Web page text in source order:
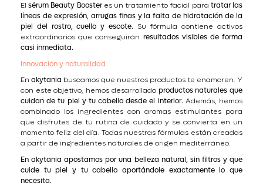
Elsérum Beauty Boosteres un tratamiento facial para tratar las
líneas de expresión, arrugas finas y la falta de hidratación de la
piel del rostro, cuello y escote. Su fórmula contiene activos
extraordinarios que conseguirán resultados visibles de forma
casi inmediata.
Innovación y naturalidad
En akytania buscamos que nuestros productos te enamoren. Y
con este objetivo, hemos desarrollado productos naturales que
cuidan de tu piel y tu cabello desde el interior. Además, hemos
combinado los ingredientes con aromas estimulantes para
que disfrutes de tu rutina de cuidado y se convierta en un
momento feliz del día. Todas nuestras fórmulas están creadas
a partir de ingredientes naturales de origen mediterráneo.
En akytania apostamos por una belleza natural, sin filtros y que
cuide tu piel y tu cabello aportándole exactamente lo que
necesita.